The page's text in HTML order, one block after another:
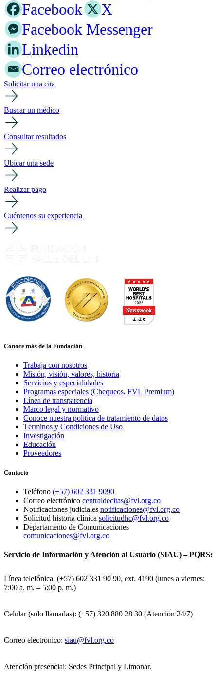
Facebook
X
Facebook Messenger
Linkedin
Correo electrónico
Solicitar una cita
Buscar un médico
Consultar resultados
Ubicar una sede
Realizar pago
Cuéntenos su experiencia
Conoce más de la Fundación
Trabaja con nosotros
Misión, visión, valores, historia
Servicios y especialidades
Programas especiales (Chequeos, FVL Premium)
Línea de transparencia
Marco legal y normativo
Conoce nuestra política de tratamiento de datos
Términos y Condiciones de Uso
Investigación
Educación
Proveedores
Contacto
Teléfono (+57) 602 331 9090
Correo electrónico centraldecitas@fvl.org.co
Notificaciones judiciales notificaciones@fvl.org.co
Solicitud historia clínica solicitudhc@fvl.org.co
Departamento de Comunicaciones
comunicaciones@fvl.org.co
Servicio de Información y Atención al Usuario (SIAU) – PQRS:
Línea telefónica: (+57) 602 331 90 90, ext. 4190 (lunes a viernes:
7:00 a. m. – 5:00 p. m.)
Celular (solo llamadas): (+57) 320 880 28 30 (Atención 24/7)
Correo electrónico: siau@fvl.org.co
Atención presencial: Sedes Principal y Limonar.